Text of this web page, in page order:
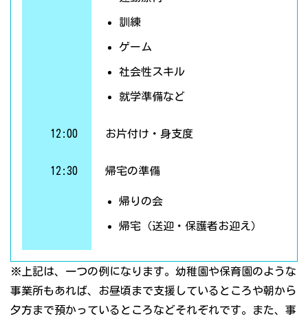
訓練
ゲーム
社会性スキル
就学準備など
12:00 お片付け・身支度
12:30 帰宅の準備
帰りの会
帰宅（送迎・保護者お迎え）
※上記は、一つの例になります。幼稚園や保育園のような
事業所もあれば、お昼頃まで支援しているところや朝から
夕方まで預かっているところなどそれぞれです。また、事